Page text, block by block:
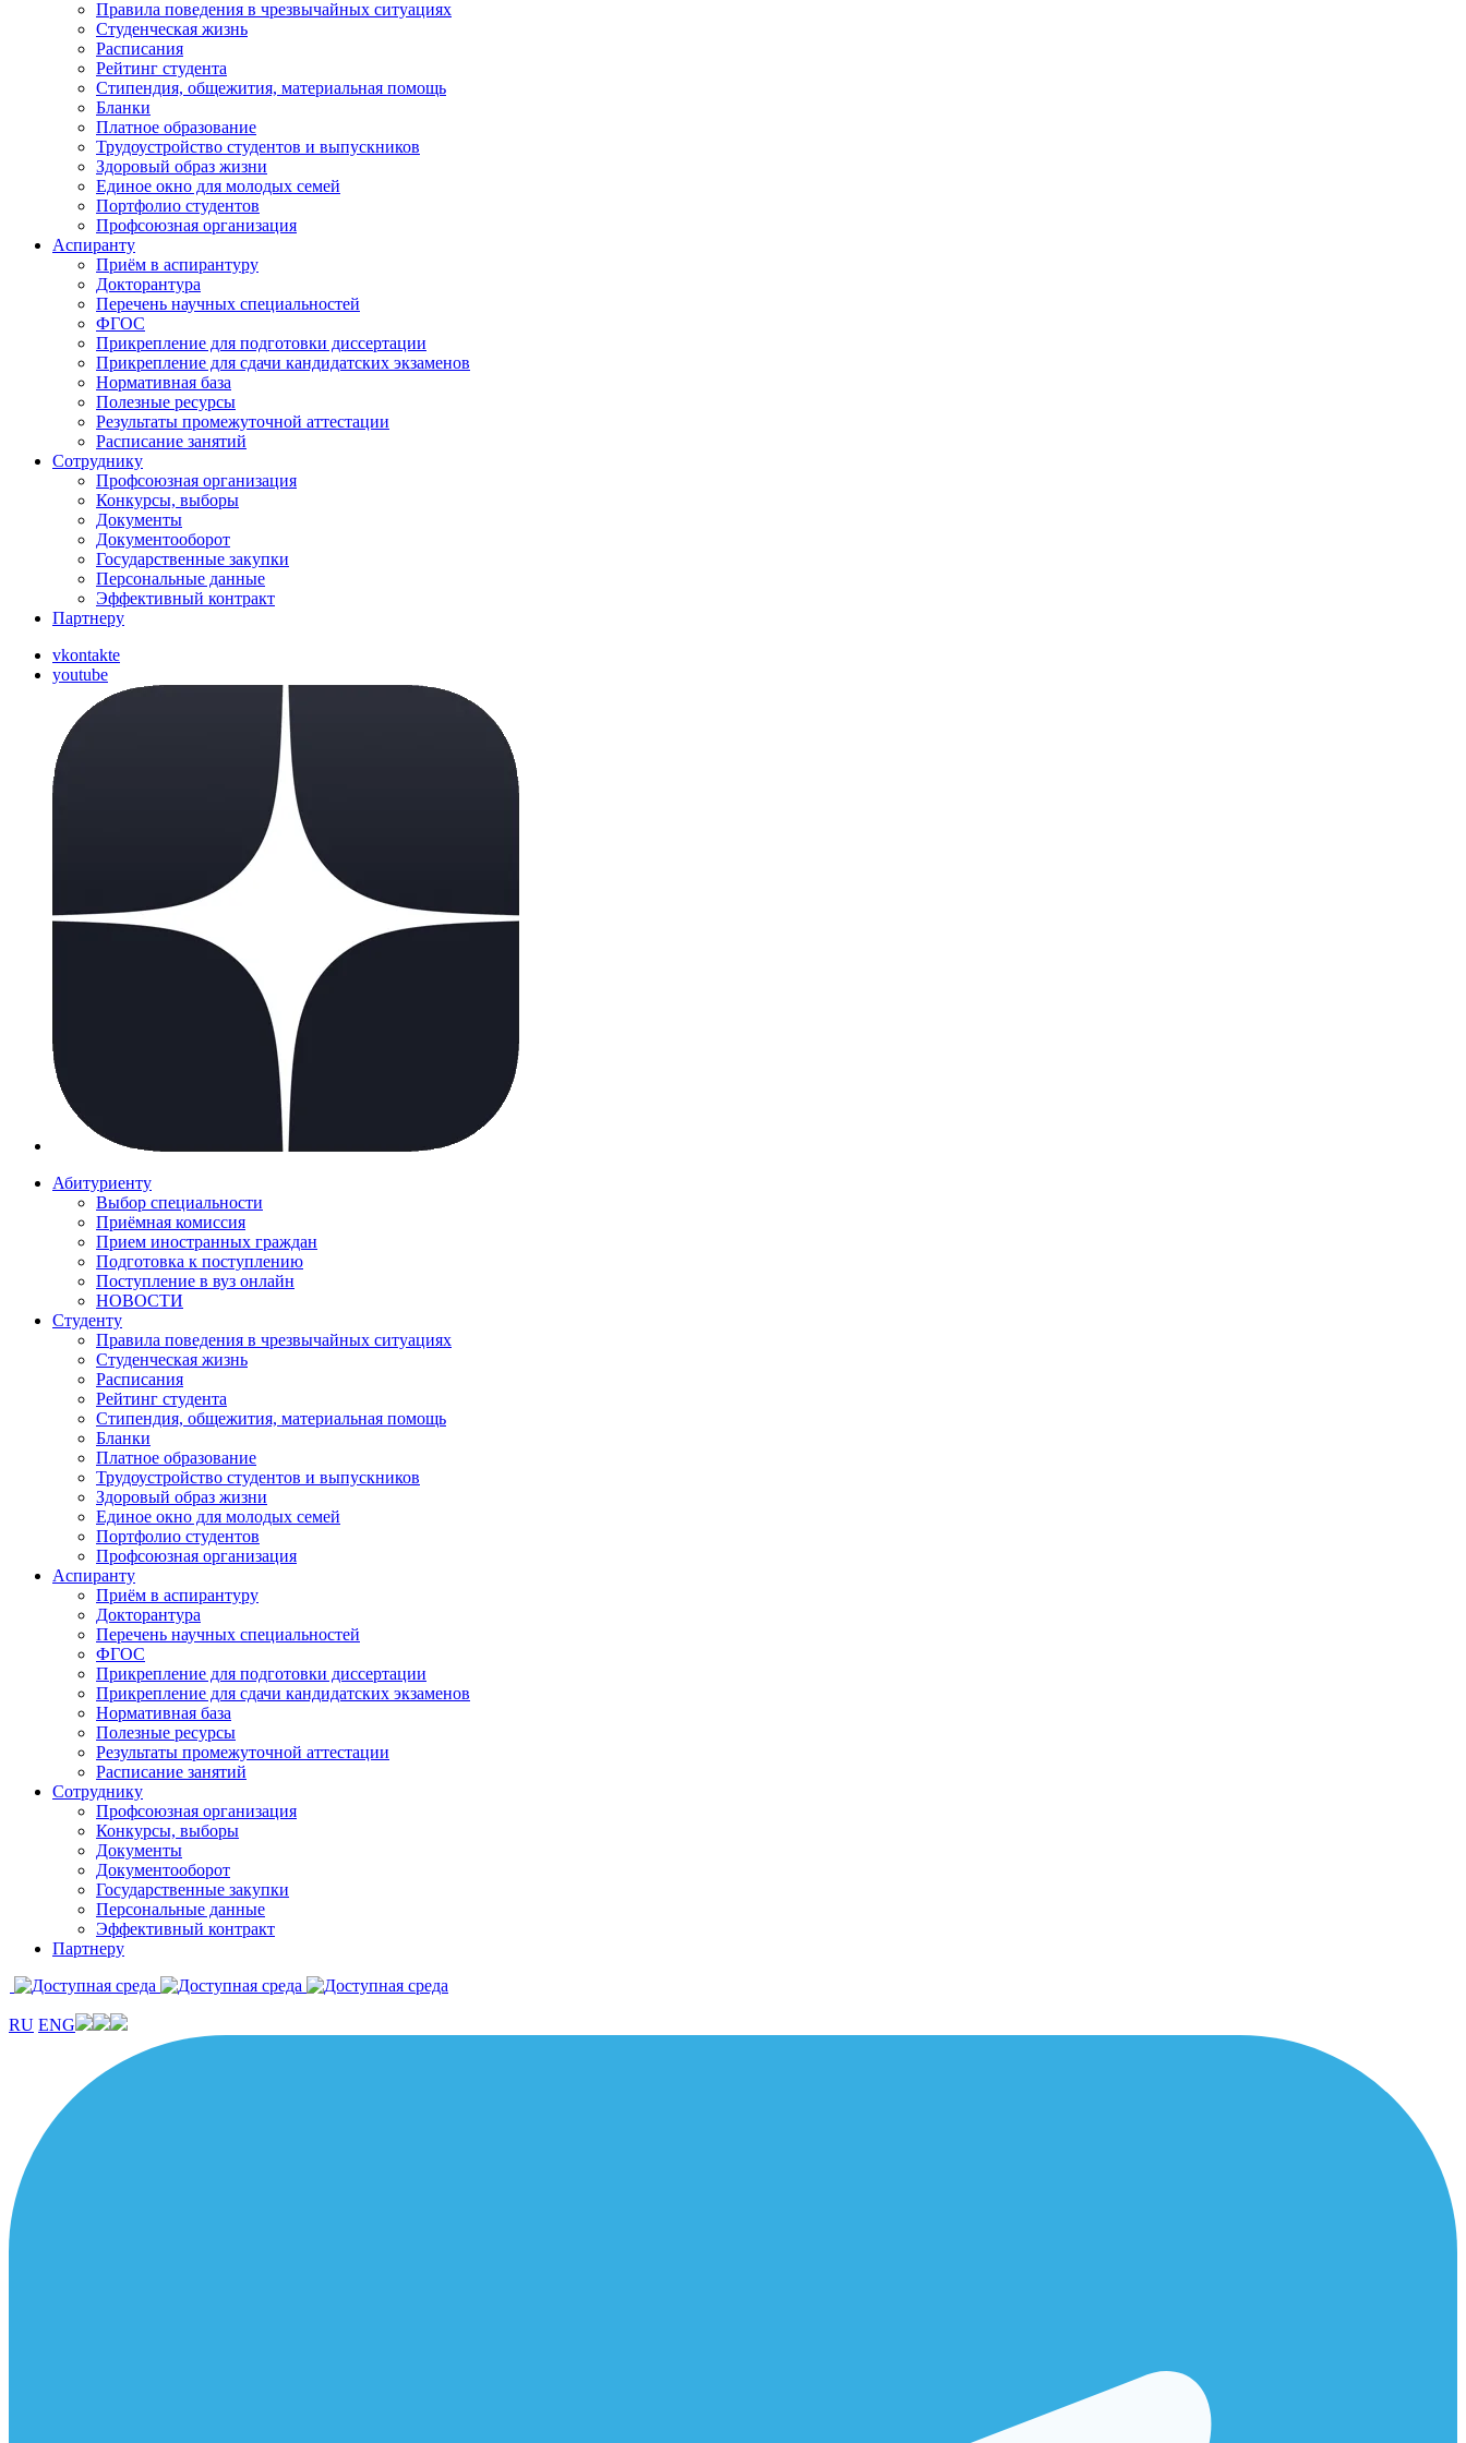
Правила поведения в чрезвычайных ситуациях
Студенческая жизнь
Расписания
Рейтинг студента
Стипендия, общежития, материальная помощь
Бланки
Платное образование
Трудоустройство студентов и выпускников
Здоровый образ жизни
Единое окно для молодых семей
Портфолио студентов
Профсоюзная организация
Аспиранту
Приём в аспирантуру
Докторантура
Перечень научных специальностей
ФГОС
Прикрепление для подготовки диссертации
Прикрепление для сдачи кандидатских экзаменов
Нормативная база
Полезные ресурсы
Результаты промежуточной аттестации
Расписание занятий
Сотруднику
Профсоюзная организация
Конкурсы, выборы
Документы
Документооборот
Государственные закупки
Персональные данные
Эффективный контракт
Партнеру
vkontakte
youtube
Абитуриенту
Выбор специальности
Приёмная комиссия
Прием иностранных граждан
Подготовка к поступлению
Поступление в вуз онлайн
НОВОСТИ
Студенту
Правила поведения в чрезвычайных ситуациях
Студенческая жизнь
Расписания
Рейтинг студента
Стипендия, общежития, материальная помощь
Бланки
Платное образование
Трудоустройство студентов и выпускников
Здоровый образ жизни
Единое окно для молодых семей
Портфолио студентов
Профсоюзная организация
Аспиранту
Приём в аспирантуру
Докторантура
Перечень научных специальностей
ФГОС
Прикрепление для подготовки диссертации
Прикрепление для сдачи кандидатских экзаменов
Нормативная база
Полезные ресурсы
Результаты промежуточной аттестации
Расписание занятий
Сотруднику
Профсоюзная организация
Конкурсы, выборы
Документы
Документооборот
Государственные закупки
Персональные данные
Эффективный контракт
Партнеру
RU ENG